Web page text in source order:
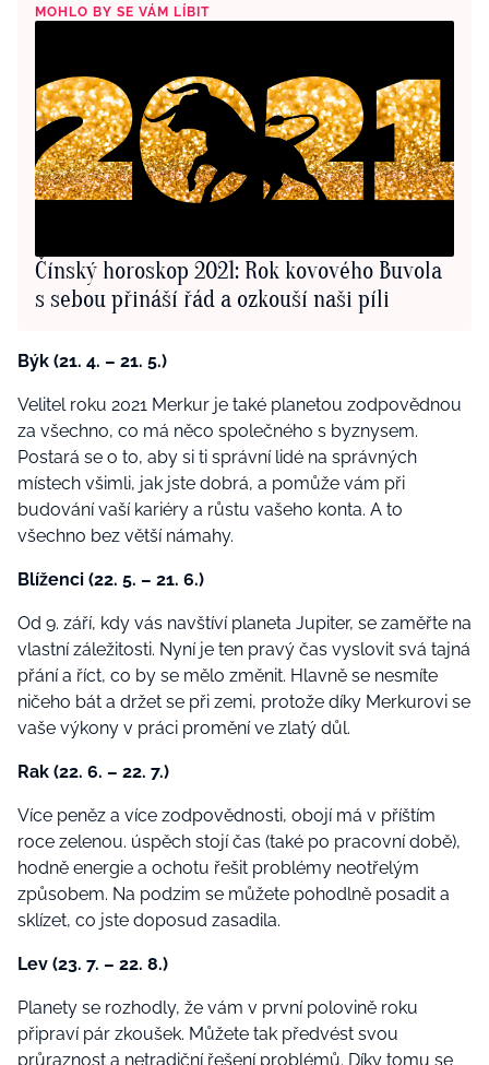
MOHLO BY SE VÁM LÍBIT
Čínský horoskop 2021: Rok kovového Buvola
s sebou přináší řád a ozkouší naši píli
Býk (21. 4. – 21. 5.)
Velitel roku 2021 Merkur je také planetou zodpovědnou
za všechno, co má něco společného s byznysem.
Postará se o to, aby si ti správní lidé na správných
místech všimli, jak jste dobrá, a pomůže vám při
budování vaší kariéry a růstu vašeho konta. A to
všechno bez větší námahy.
Blíženci (22. 5. – 21. 6.)
Od 9. září, kdy vás navštíví planeta Jupiter, se zaměřte na
vlastní záležitosti. Nyní je ten pravý čas vyslovit svá tajná
přání a říct, co by se mělo změnit. Hlavně se nesmíte
ničeho bát a držet se při zemi, protože díky Merkurovi se
vaše výkony v práci promění ve zlatý důl.
Rak (22. 6. – 22. 7.)
Více peněz a více zodpovědnosti, obojí má v příštím
roce zelenou. úspěch stojí čas (také po pracovní době),
hodně energie a ochotu řešit problémy neotřelým
způsobem. Na podzim se můžete pohodlně posadit a
sklízet, co jste doposud zasadila.
Lev (23. 7. – 22. 8.)
Planety se rozhodly, že vám v první polovině roku
připraví pár zkoušek. Můžete tak předvést svou
průraznost a netradiční řešení problémů. Díky tomu se